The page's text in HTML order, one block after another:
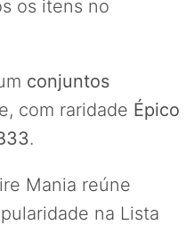
os itens no
conjuntos
com raridade Épico
.
Mania reúne
na Lista